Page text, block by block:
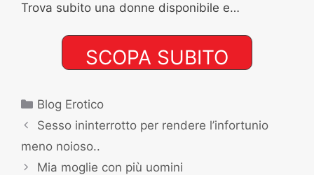
Trova subito una donne disponibile e…
Categorie
Blog Erotico
Sesso ininterrotto per rendere l’infortunio
meno noioso..
Mia moglie con più uomini